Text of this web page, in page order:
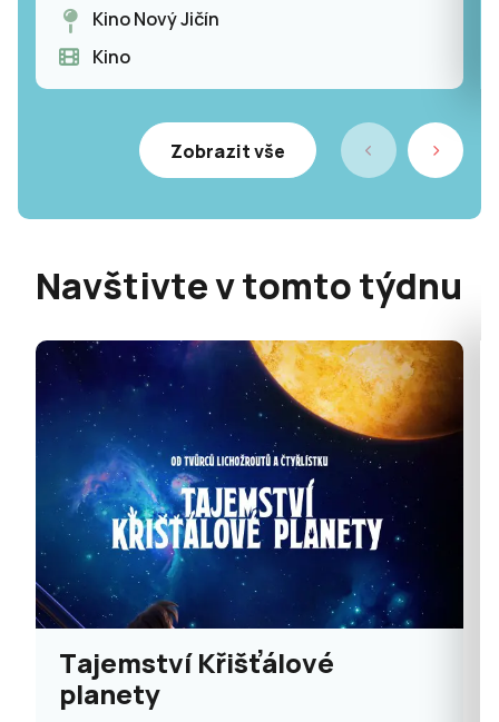
Kino Nový Jičín
Kino
Zobrazit vše
Navštivte v tomto týdnu
Tajemství Křišťálové
planety